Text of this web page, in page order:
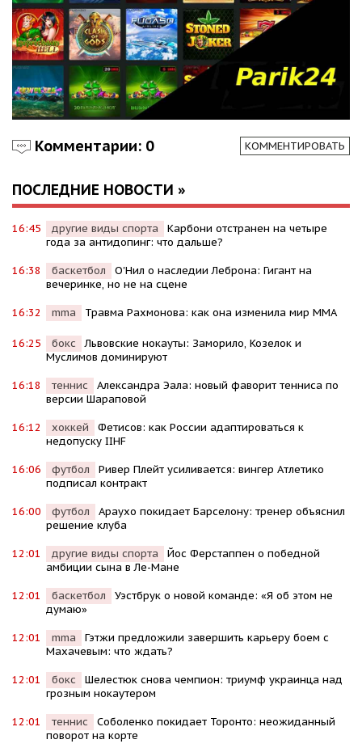
Комментарии: 0 КОММЕНТИРОВАТЬ
ПОСЛЕДНИЕ НОВОСТИ »
16:45 другие виды спорта
Карбони отстранен на четыре
года за антидопинг: что дальше?
16:38 баскетбол
О'Нил о наследии Леброна: Гигант на
вечеринке, но не на сцене
16:32 mma Травма Рахмонова: как она изменила мир ММА
16:25 бокс
Львовские нокауты: Заморило, Козелок и
Муслимов доминируют
16:18 теннис
Александра Эала: новый фаворит тенниса по
версии Шараповой
16:12 хоккей
Фетисов: как России адаптироваться к
недопуску IIHF
16:06 футбол
Ривер Плейт усиливается: вингер Атлетико
подписал контракт
16:00 футбол
Араухо покидает Барселону: тренер объяснил
решение клуба
12:01 другие виды спорта
Йос Ферстаппен о победной
амбиции сына в Ле-Мане
12:01 баскетбол
Уэстбрук о новой команде: «Я об этом не
думаю»
12:01 mma
Гэтжи предложили завершить карьеру боем с
Махачевым: что ждать?
12:01 бокс
Шелестюк снова чемпион: триумф украинца над
грозным нокаутером
12:01 теннис
Соболенко покидает Торонто: неожиданный
поворот на корте